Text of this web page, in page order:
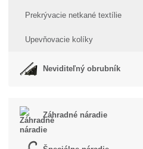
Prekrývacie netkané textílie
Upevňovacie kolíky
Neviditeľný obrubník
Záhradné náradie